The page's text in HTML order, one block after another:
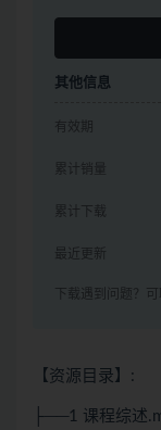
其他信息
有效期
累计销量
累计下载
最近更新
下载遇到问题？
【资源目录】:
├──1 课程综述